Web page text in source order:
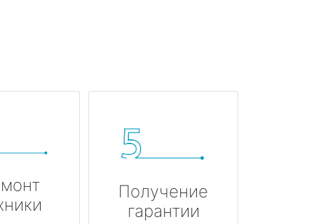
Получение
гарантии